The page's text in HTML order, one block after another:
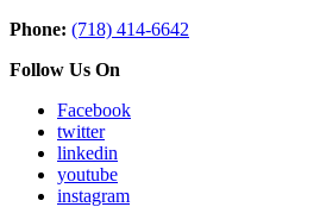
Phone: (718) 414-6642
Follow Us On
Facebook
twitter
linkedin
youtube
instagram